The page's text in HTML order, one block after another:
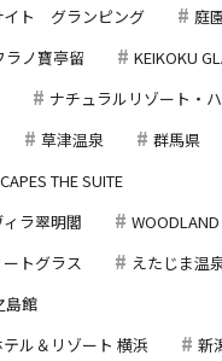
イト グランピング
庭
ラノ寶亭留
KEIKOKU
ナチュラルリゾート・
草津温泉 群馬県
THE SUITE
ラ翠明閣
トグラス
えたじま温
島館
ル＆リゾート 横浜
新